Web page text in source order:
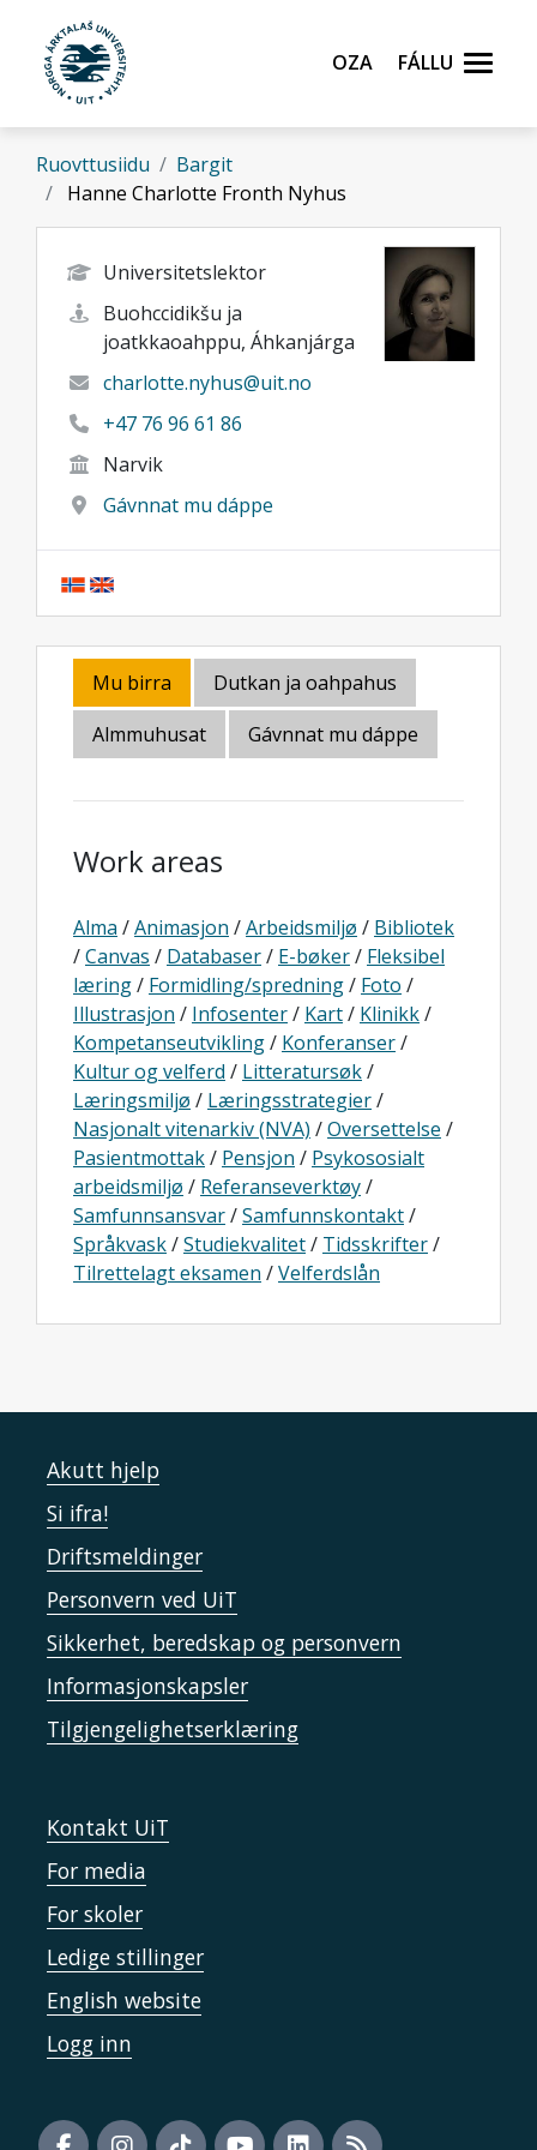
Gå til hovedinnhold
Oza
Fállu
Ruovttusiidu
Bargit
Hanne Charlotte Fronth Nyhus
Universitetslektor
Buohccidikšu ja
joatkkaoahppu, Áhkanjárga
charlotte.nyhus@uit.no
+47 76 96 61 86
Narvik
Gávnnat mu dáppe
Mu birra
Dutkan ja oahpahus
Almmuhusat
Gávnnat mu dáppe
Work areas
Alma /Animasjon /Arbeidsmiljø / Bibliotek
/Canvas / Databaser/ E-bøker/ Fleksibel
læring/ Formidling/spredning/ Foto /
Illustrasjon / Infosenter/ Kart/ Klinikk/
Kompetanseutvikling/ Konferanser/
Kultur og velferd / Litteratursøk/
Læringsmiljø / Læringsstrategier/
Nasjonalt vitenarkiv (NVA) /Oversettelse /
Pasientmottak/ Pensjon / Psykososialt
arbeidsmiljø / Referanseverktøy/
Samfunnsansvar/Samfunnskontakt/
Språkvask/Studiekvalitet/ Tidsskrifter/
Tilrettelagt eksamen /Velferdslån
Akutt hjelp
Si ifra!
Driftsmeldinger
Personvern ved UiT
Sikkerhet, beredskap og personvern
Informasjonskapsler
Tilgjengelighetserklæring
Kontakt UiT
For media
For skoler
Ledige stillinger
English website
Logg inn